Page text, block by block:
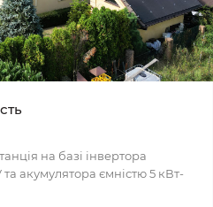
на базі інвертора
акумулятора ємністю 5 кВт-